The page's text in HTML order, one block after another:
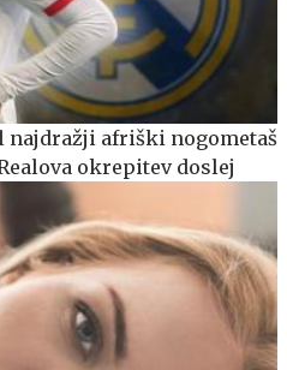
najdražji afriški nogometaš
okrepitev doslej